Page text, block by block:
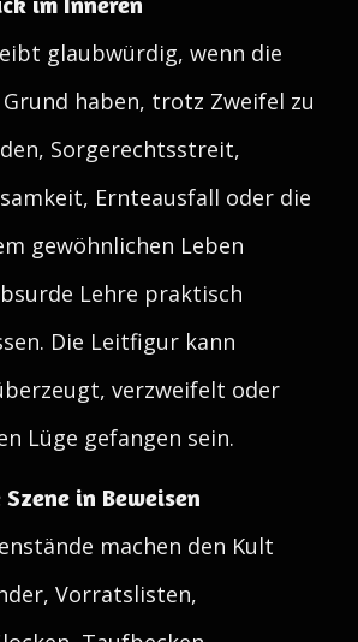
glaubwürdig, wenn die
haben, trotz Zweifel zu
Sorgerechtsstreit,
Ernteausfall oder die
gewöhnlichen Leben
Lehre praktisch
Die Leitfigur kann
verzweifelt oder
Lüge gefangen sein.
in Beweisen
machen den Kult
Vorratslisten,